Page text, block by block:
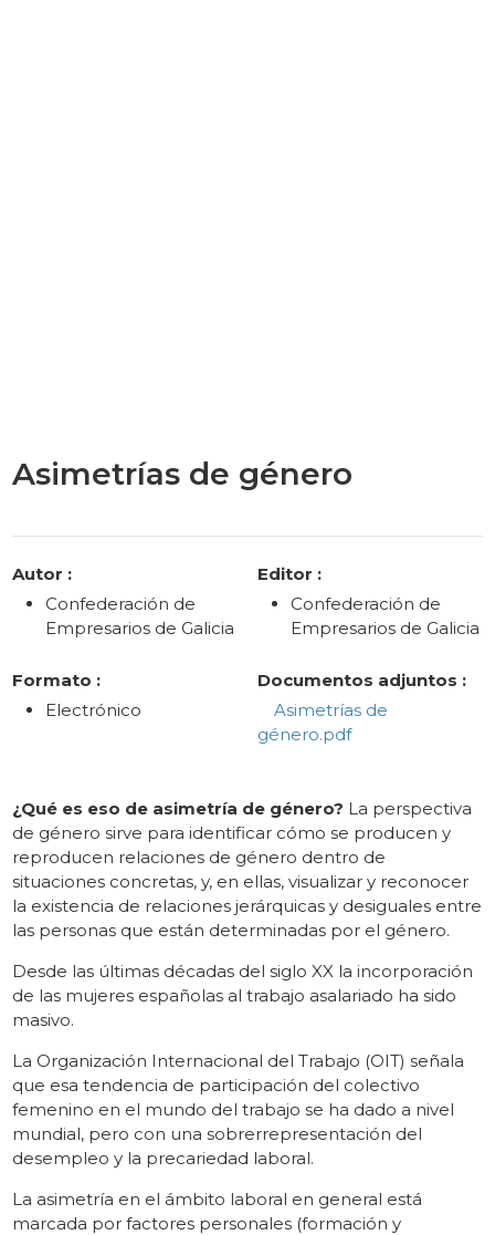
Asimetrías de género
Autor :
Confederación de
Empresarios de Galicia
Editor :
Confederación de
Empresarios de Galicia
Formato :
Electrónico
Documentos adjuntos :
Asimetrías de
género.pdf
¿Qué es eso de asimetría de género? La perspectiva
de género sirve para identificar cómo se producen y
reproducen relaciones de género dentro de
situaciones concretas, y, en ellas, visualizar y reconocer
la existencia de relaciones jerárquicas y desiguales entre
las personas que están determinadas por el género.
Desde las últimas décadas del siglo XX la incorporación
de las mujeres españolas al trabajo asalariado ha sido
masivo.
La Organización Internacional del Trabajo (OIT) señala
que esa tendencia de participación del colectivo
femenino en el mundo del trabajo se ha dado a nivel
mundial, pero con una sobrerrepresentación del
desempleo y la precariedad laboral.
La asimetría en el ámbito laboral en general está
marcada por factores personales (formación y